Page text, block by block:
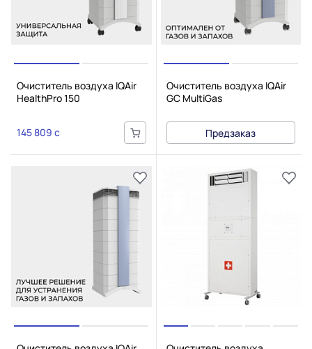
Очиститель воздуха IQAir
HealthPro 150
145 809 c
Очиститель воздуха IQAir
GC MultiGas
Предзаказ